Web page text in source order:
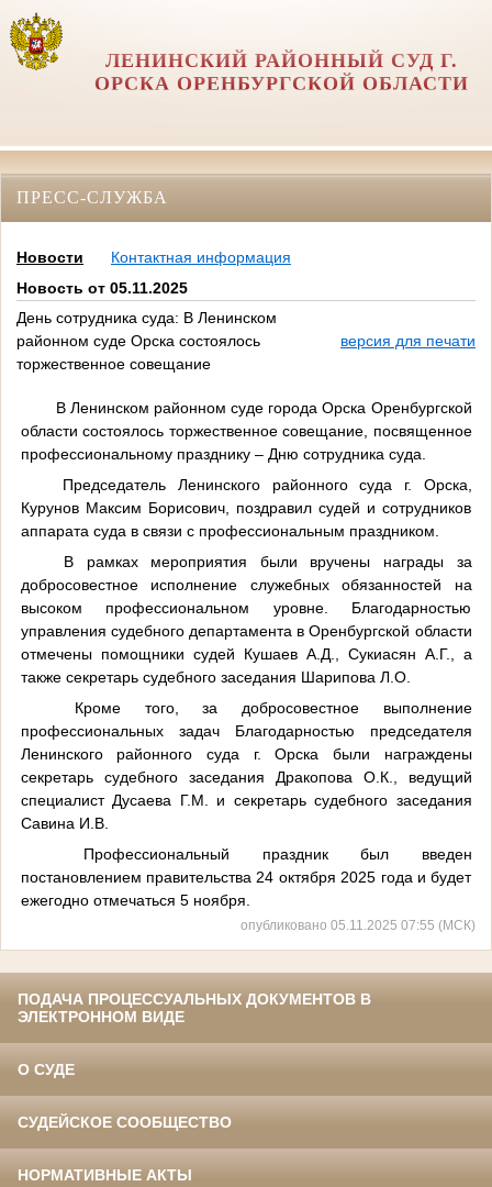
ЛЕНИНСКИЙ РАЙОННЫЙ СУД Г.
ОРСКА ОРЕНБУРГСКОЙ ОБЛАСТИ
ПРЕСС-СЛУЖБА
Новости
Контактная информация
Новость от 05.11.2025
День сотрудника суда: В Ленинском
районном суде Орска состоялось
торжественное совещание
версия для печати
В Ленинском районном суде города Орска Оренбургской
области состоялось торжественное совещание, посвященное
профессиональному празднику – Дню сотрудника суда.
Председатель Ленинского районного суда г. Орска,
Курунов Максим Борисович, поздравил судей и сотрудников
аппарата суда в связи с профессиональным праздником.
В рамках мероприятия были вручены награды за
добросовестное исполнение служебных обязанностей на
высоком профессиональном уровне. Благодарностью
управления судебного департамента в Оренбургской области
отмечены помощники судей Кушаев А.Д., Сукиасян А.Г., а
также секретарь судебного заседания Шарипова Л.О.
Кроме того, за добросовестное выполнение
профессиональных задач Благодарностью председателя
Ленинского районного суда г. Орска были награждены
секретарь судебного заседания Дракопова О.К., ведущий
специалист Дусаева Г.М. и секретарь судебного заседания
Савина И.В.
Профессиональный праздник был введен
постановлением правительства 24 октября 2025 года и будет
ежегодно отмечаться 5 ноября.
опубликовано 05.11.2025 07:55 (МСК)
ПОДАЧА ПРОЦЕССУАЛЬНЫХ ДОКУМЕНТОВ В
ЭЛЕКТРОННОМ ВИДЕ
О СУДЕ
СУДЕЙСКОЕ СООБЩЕСТВО
НОРМАТИВНЫЕ АКТЫ